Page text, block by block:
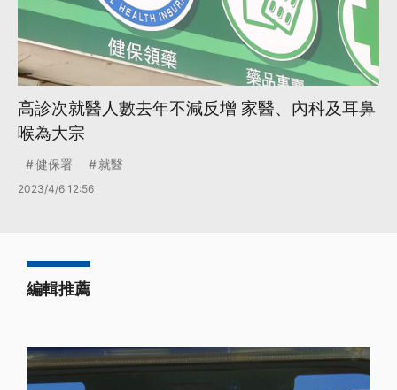
高診次就醫人數去年不減反增 家醫、內科及耳鼻
喉為大宗
健保署 就醫
2023/4/6 12:56
編輯推薦